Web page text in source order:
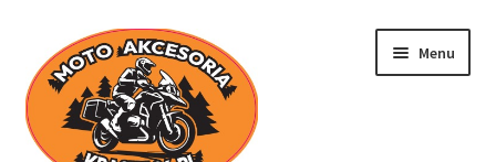
Przejdź
do
nawigacji
Przejdź
do
treści
Menu